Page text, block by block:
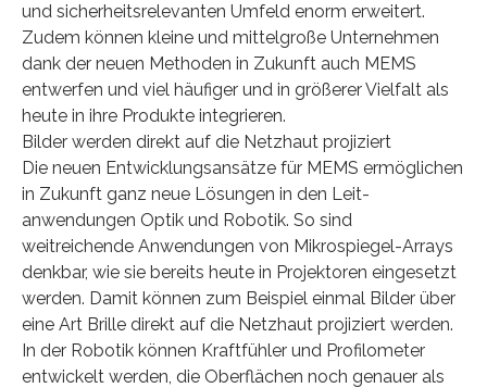
und sicherheitsrelevanten Umfeld enorm erweitert.
Zudem können kleine und mittelgroße Unternehmen
dank der neuen Methoden in Zukunft auch MEMS
entwerfen und viel häufiger und in größerer Vielfalt als
heute in ihre Produkte integrieren.
Bilder werden direkt auf die Netzhaut projiziert
Die neuen Entwicklungsansätze für MEMS ermöglichen
in Zukunft ganz neue Lösungen in den Leit-
anwendungen Optik und Robotik. So sind
weitreichende Anwendungen von Mikrospiegel-Arrays
denkbar, wie sie bereits heute in Projektoren eingesetzt
werden. Damit können zum Beispiel einmal Bilder über
eine Art Brille direkt auf die Netzhaut projiziert werden.
In der Robotik können Kraftfühler und Profilometer
entwickelt werden, die Oberflächen noch genauer als